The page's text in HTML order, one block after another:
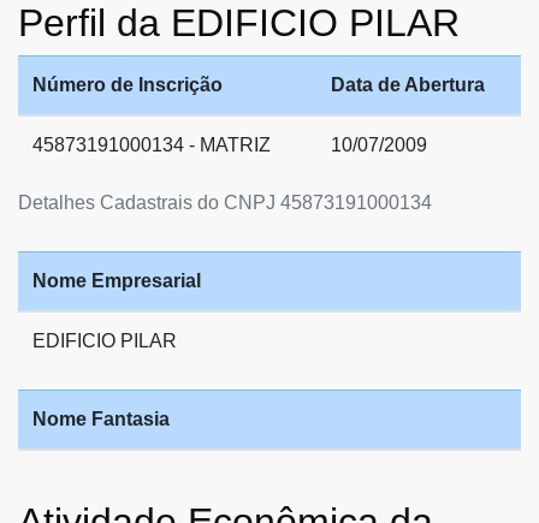
Perfil da EDIFICIO PILAR
Detalhes Cadastrais do CNPJ 45873191000134
Número de Inscrição Data de Abertura
45873191000134 - MATRIZ 10/07/2009
Nome Empresarial
EDIFICIO PILAR
Nome Fantasia